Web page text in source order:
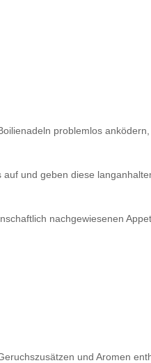
problemlos
und geben diese
nachgewiesenen
und Aromen